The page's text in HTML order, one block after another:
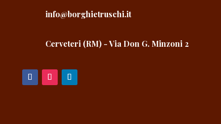
info@borghietruschi.it
Cerveteri (RM) - Via Don G. Minzoni 2